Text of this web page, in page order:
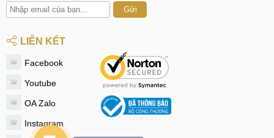
Gửi
LIÊN KẾT
Facebook
Youtube
OA Zalo
Instagram